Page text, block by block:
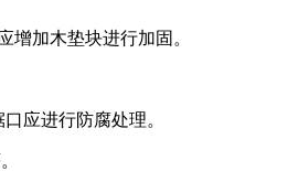
加木垫块进行加固。
应进行防腐处理。